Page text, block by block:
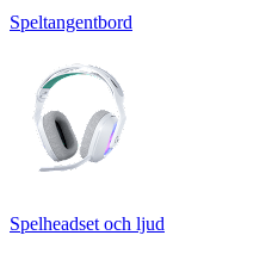
Speltangentbord
Spelheadset och ljud